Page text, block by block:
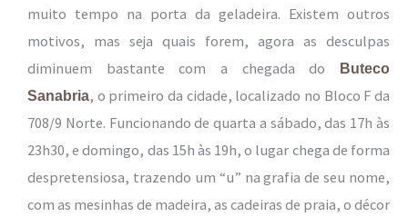
muito tempo na porta da geladeira. Existem outros
motivos, mas seja quais forem, agora as desculpas
diminuem bastante com a chegada do
Buteco
Sanabria, o primeiro da cidade, localizado no Bloco F da
708/9 Norte. Funcionando de quarta a sábado, das 17h às
23h30, e domingo, das 15h às 19h, o lugar chega de forma
despretensiosa, trazendo um “u” na grafia de seu nome,
com as mesinhas de madeira, as cadeiras de praia, o décor